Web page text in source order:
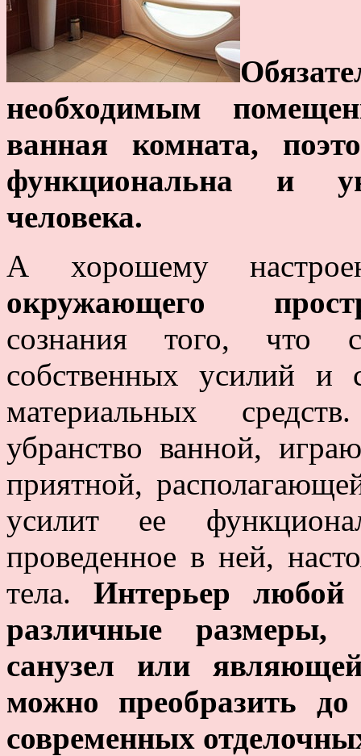
необходимым
ванная комната,
функциональна и
человека.
А хорошему
окружающего
сознания того, что
собственных усилий и
материальных
убранство ванной,
приятной,
усилит ее
проведенное в ней,
тела. Интерьер
различные
санузел или
можно преобразить
современных